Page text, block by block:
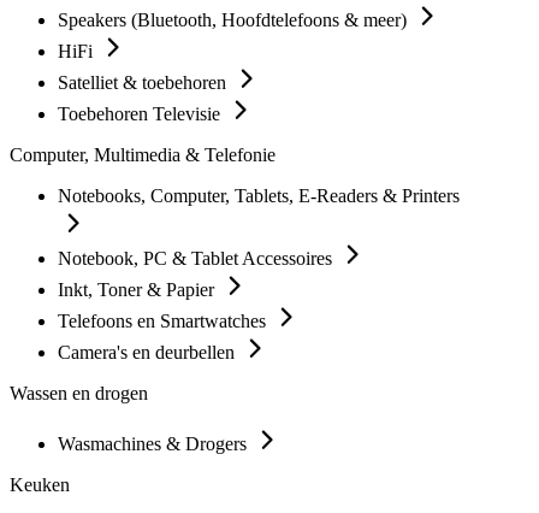
Speakers (Bluetooth, Hoofdtelefoons & meer)
HiFi
Satelliet & toebehoren
Toebehoren Televisie
Computer, Multimedia & Telefonie
Notebooks, Computer, Tablets, E-Readers & Printers
Notebook, PC & Tablet Accessoires
Inkt, Toner & Papier
Telefoons en Smartwatches
Camera's en deurbellen
Wassen en drogen
Wasmachines & Drogers
Keuken